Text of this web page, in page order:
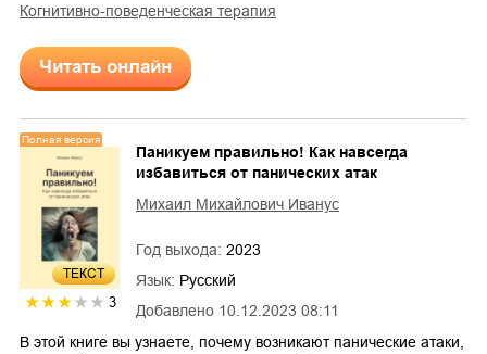
когнитивно-поведенческая терапия
Читать онлайн
ТЕКСТ
Полная версия
3 Добавлено 10.12.2023 08:11
Паникуем правильно! Как навсегда
избавиться от панических атак
Михаил Михайлович Иванус
Год выхода: 2023
Язык: Русский
В этой книге вы узнаете, почему возникают панические атаки,